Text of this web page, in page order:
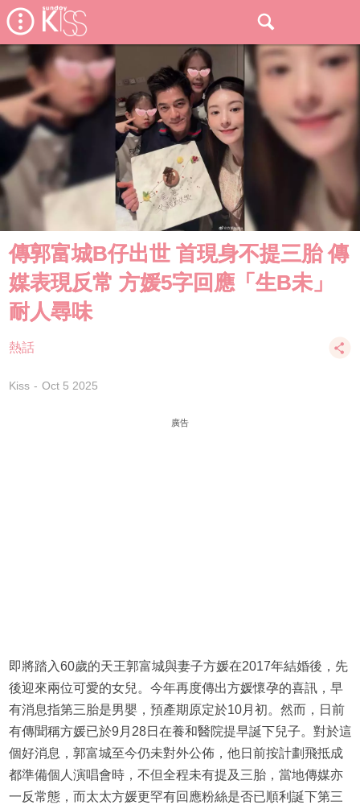
傳郭富城B仔出世 首現身不提三胎 傳
媒表現反常 方媛5字回應「生B未」
耐人尋味
熱話
Kiss Oct 5 2025
廣告
即將踏入60歲的天王郭富城與妻子方媛在2017年結婚後，先
後迎來兩位可愛的女兒。今年再度傳出方媛懷孕的喜訊，早
有消息指第三胎是男嬰，預產期原定於10月初。然而，日前
有傳聞稱方媛已於9月28日在養和醫院提早誕下兒子。對於這
個好消息，郭富城至今仍未對外公佈，他日前按計劃飛抵成
都準備個人演唱會時，不但全程未有提及三胎，當地傳媒亦
一反常態，而太太方媛更罕有回應粉絲是否已順利誕下第三